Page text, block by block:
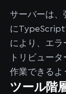
サーバーは、
にTypeScript
により、エラ
トリビュー
作業できるよ
ツール階